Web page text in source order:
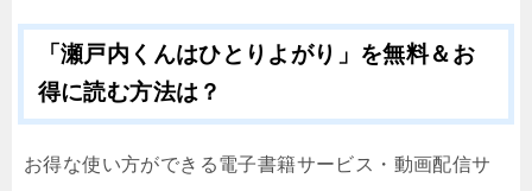
「瀬戸内くんはひとりよがり」を無料＆お
得に読む方法は？
お得な使い方ができる電子書籍サービス・動画配信サ